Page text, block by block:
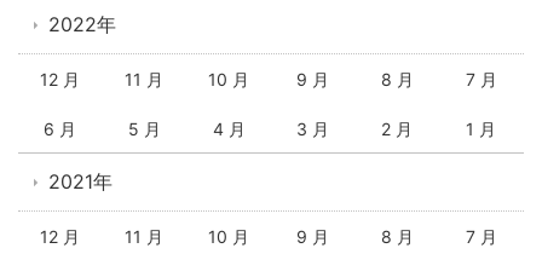
2022年
12 月 11 月 10 月 9 月 8 月 7 月
6 月 5 月 4 月 3 月 2 月 1 月
2021年
12 月 11 月 10 月 9 月 8 月 7 月